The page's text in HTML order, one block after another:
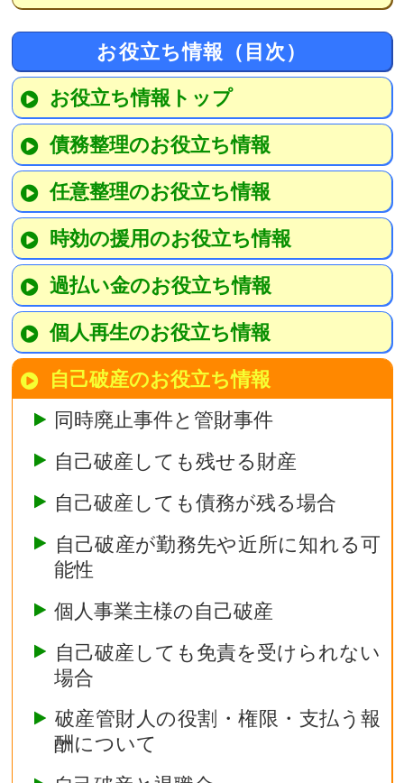
お役立ち情報（目次）
お役立ち情報トップ
債務整理のお役立ち情報
任意整理のお役立ち情報
時効の援用のお役立ち情報
過払い金のお役立ち情報
個人再生のお役立ち情報
自己破産のお役立ち情報
同時廃止事件と管財事件
自己破産しても残せる財産
自己破産しても債務が残る場合
自己破産が勤務先や近所に知れる可
能性
個人事業主様の自己破産
自己破産しても免責を受けられない
場合
破産管財人の役割・権限・支払う報
酬について